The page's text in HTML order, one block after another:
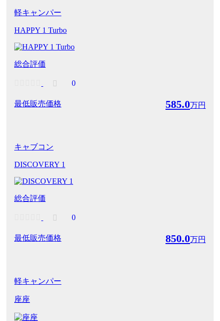
軽キャンパー
HAPPY 1 Turbo
総合評価
0
最低販売価格 585.0万円
キャブコン
DISCOVERY 1
総合評価
0
最低販売価格 850.0万円
軽キャンパー
座座